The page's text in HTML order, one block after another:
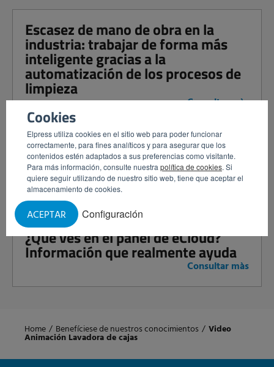
Cookies
Elpress utiliza cookies en el sitio web para poder funcionar
correctamente, para fines analíticos y para asegurar que los
contenidos estén adaptados a sus preferencias como visitante.
Para más información, consulte nuestra política de cookies. Si
quiere seguir utilizando de nuestro sitio web, tiene que aceptar el
almacenamiento de cookies.
Configuración
ACEPTAR
Escasez de mano de obra en la
industria: trabajar de forma más
inteligente gracias a la
automatización de los procesos de
limpieza
Consultar màs
Implantación de eCloud en 2 pasos:
así de sencillo
Consultar màs
¿Qué ves en el panel de eCloud?
Información que realmente ayuda
Consultar màs
Home / Benefíciese de nuestros conocimientos / Video
Animación Lavadora de cajas